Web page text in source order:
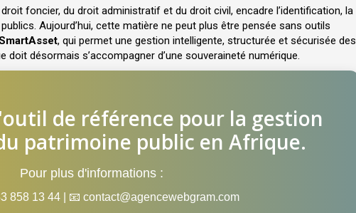
foncier, du droit administratif et du droit civil, encadre l’identification, la
Aujourd’hui, cette matière ne peut plus être pensée sans outils
, qui permet une gestion intelligente, structurée et sécurisée des
désormais s’accompagner d’une souveraineté numérique.
de référence pour la gestion
patrimoine public en Afrique.
Pour plus d'informations :
858 13 44 | 📧 contact@agencewebgram.com